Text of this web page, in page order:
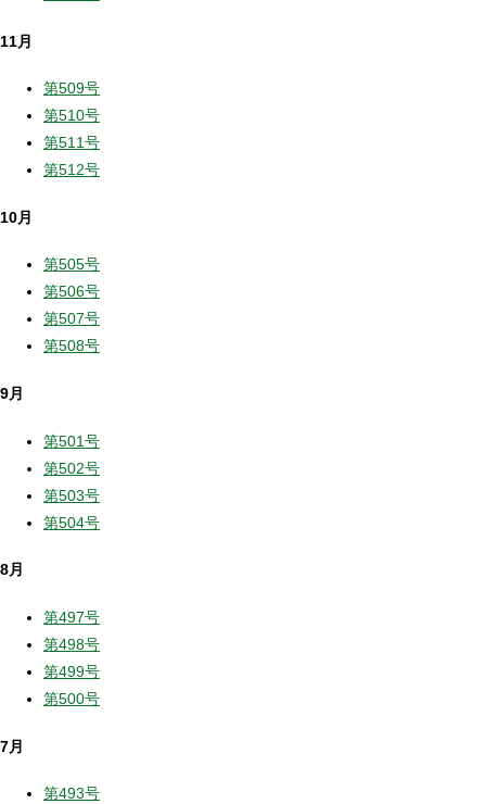
11月
第509号
第510号
第511号
第512号
10月
第505号
第506号
第507号
第508号
9月
第501号
第502号
第503号
第504号
8月
第497号
第498号
第499号
第500号
7月
第493号